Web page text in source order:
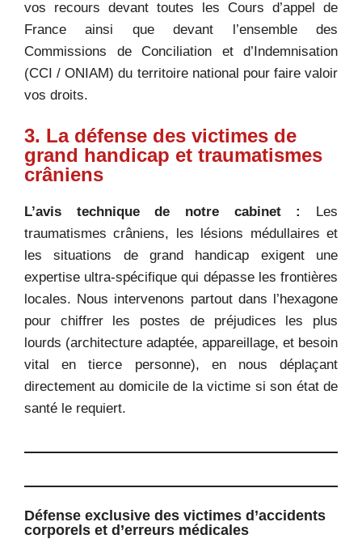
vos recours devant toutes les Cours d’appel de
France ainsi que devant l’ensemble des
Commissions de Conciliation et d’Indemnisation
(CCI / ONIAM) du territoire national pour faire valoir
vos droits.
3. La défense des victimes de
grand handicap et traumatismes
crâniens
L’avis technique de notre cabinet :
Les
traumatismes crâniens, les lésions médullaires et
les situations de grand handicap exigent une
expertise ultra-spécifique qui dépasse les frontières
locales. Nous intervenons partout dans l’hexagone
pour chiffrer les postes de préjudices les plus
lourds (architecture adaptée, appareillage, et besoin
vital en tierce personne), en nous déplaçant
directement au domicile de la victime si son état de
santé le requiert.
Défense exclusive des victimes d’accidents
corporels et d’erreurs médicales